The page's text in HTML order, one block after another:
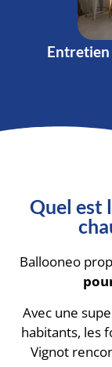
Quel est
Ballooneo
Avec une
habitants, les
Vignot